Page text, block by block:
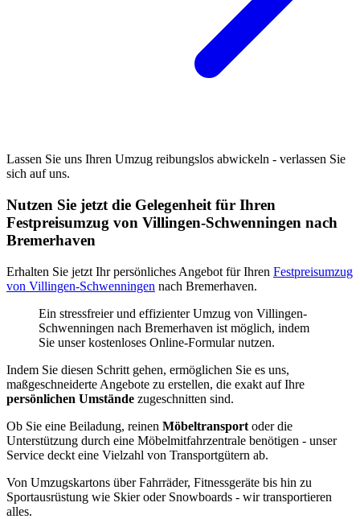
Lassen Sie uns Ihren Umzug reibungslos abwickeln - verlassen Sie
sich auf uns.
Nutzen Sie jetzt die Gelegenheit für Ihren
Festpreisumzug von Villingen-Schwenningen nach
Bremerhaven
Erhalten Sie jetzt Ihr persönliches Angebot für Ihren Festpreisumzug
von Villingen-Schwenningen nach Bremerhaven.
Ein stressfreier und effizienter Umzug von Villingen-
Schwenningen nach Bremerhaven ist möglich, indem
Sie unser kostenloses Online-Formular nutzen.
Indem Sie diesen Schritt gehen, ermöglichen Sie es uns,
maßgeschneiderte Angebote zu erstellen, die exakt auf Ihre
persönlichen Umstände zugeschnitten sind.
Ob Sie eine Beiladung, reinen Möbeltransport oder die
Unterstützung durch eine Möbelmitfahrzentrale benötigen - unser
Service deckt eine Vielzahl von Transportgütern ab.
Von Umzugskartons über Fahrräder, Fitnessgeräte bis hin zu
Sportausrüstung wie Skier oder Snowboards - wir transportieren
alles.